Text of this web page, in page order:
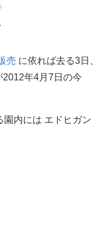
売 に依れば去る3日、
年4月7日の今
内には エドヒガン